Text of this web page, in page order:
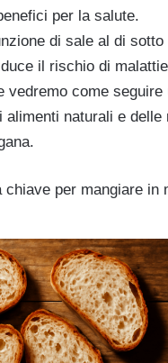
per la salute.
di sale al di
il rischio di
vedremo come
alimenti naturali e
.
chiave per mangiare in